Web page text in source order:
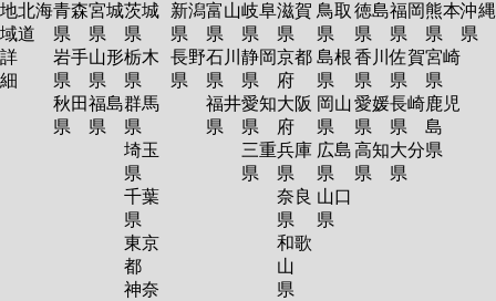
地
域
詳
細
北海
道
青森
県
岩手
県
秋田
県
宮城
県
山形
県
福島
県
茨城
県
栃木
県
群馬
県
埼玉
県
千葉
県
東京
都
神奈
新潟
県
長野
県
富山
県
石川
県
福井
県
岐阜
県
静岡
県
愛知
県
三重
県
滋賀
県
京都
府
大阪
府
兵庫
県
奈良
県
和歌
山
県
鳥取
県
島根
県
岡山
県
広島
県
山口
県
徳島
県
香川
県
愛媛
県
高知
県
福岡
県
佐賀
県
長崎
県
大分
県
熊本
県
宮崎
県
鹿児
島
県
沖縄
県